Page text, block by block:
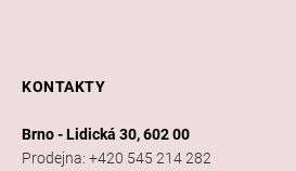
KONTAKTY
Brno - Lidická 30, 602 00
Prodejna: +420 545 214 282